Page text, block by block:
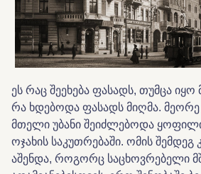
ეს რაც შეეხება ფასადს, თუმცა
რა ხდებოდა ფასადს მიღმა.
მთელი უბანი შეიძლებოდა
ოჯახის საკუთრებაში. ომის შემდეგ
აშენდა, როგორც საცხოვრებელი